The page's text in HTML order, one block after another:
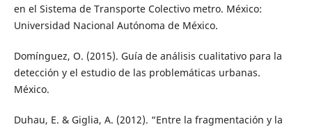
en el Sistema de Transporte Colectivo metro. México:
Universidad Nacional Autónoma de México.
Domínguez, O. (2015). Guía de análisis cualitativo para la
detección y el estudio de las problemáticas urbanas.
México.
Duhau, E. & Giglia, A. (2012). “Entre la fragmentación y la